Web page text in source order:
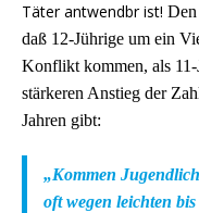
Täter antwendbr ist! Den
daß 12-Jührige um ein
Konflikt kommen, als 11-
stärkeren Anstieg der
Jahren gibt:
„Kommen
oft wegen leichten